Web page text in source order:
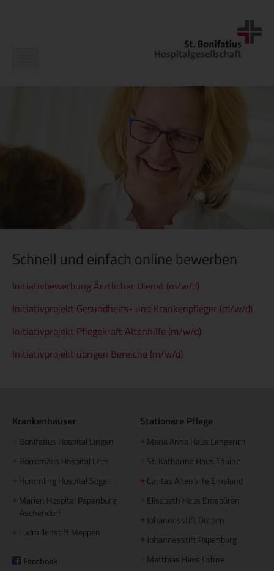
Schnell und einfach online bewerben
Initiativbewerbung Ärztlicher Dienst (m/w/d)
Initiativprojekt Gesundheits- und Krankenpfleger (m/w/d)
Initiativprojekt Pflegekraft Altenhilfe (m/w/d)
Initiativprojekt übrigen Bereiche (m/w/d)
Krankenhäuser
+ Bonifatius Hospital Lingen
+ Borromäus Hospital Leer
+ Hümmling Hospital Sögel
+ Marien Hospital Papenburg
Aschendorf
+ Ludmillenstift Meppen
Facebook
Stationäre Pflege
+ Maria Anna Haus Lengerich
+ St. Katharina Haus Thuine
+ Caritas Altenhilfe Emsland
Elisabeth Haus Emsbüren
+ Johannesstift Dörpen
+ Johannesstift Papenburg
+ Matthias Haus Lohne